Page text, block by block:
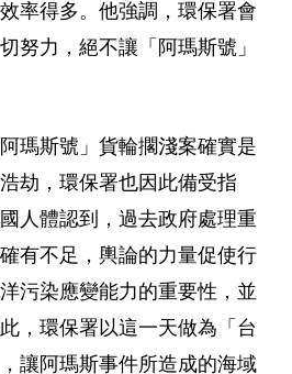
率得多。他強調，環保署會
努力，絕不讓「阿瑪斯號」
瑪斯號」貨輪擱淺案確實是
劫，環保署也因此備受指
人體認到，過去政府處理重
有不足，輿論的力量促使行
污染應變能力的重要性，並
，環保署以這一天做為「台
讓阿瑪斯事件所造成的海域